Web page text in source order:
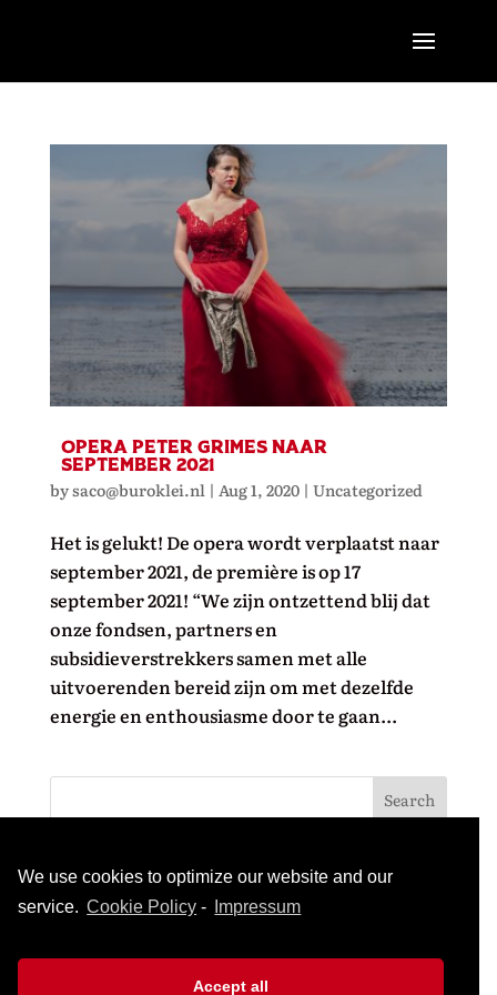
We use cookies to optimize our website and our
service. Cookie Policy - Impressum
Accept all
OPERA PETER GRIMES NAAR
SEPTEMBER 2021
bysaco@buroklei.nl | Aug 1, 2020| Uncategorized
Het is gelukt! De opera wordt verplaatst naar
september 2021, de première is op 17
september 2021! “We zijn ontzettend blij dat
onze fondsen, partners en
subsidieverstrekkers samen met alle
uitvoerenden bereid zijn om met dezelfde
energie en enthousiasme door te gaan...
ZANGERS GEZOCHT VOOR KOOR OPERA
OPERA PETER GRIMES NAAR SEPTEMBER